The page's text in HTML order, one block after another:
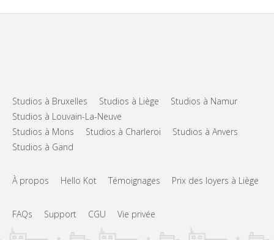
Studios à Bruxelles Studios à Liège
Studios à Namur
Studios à Louvain-La-Neuve
Studios à Mons
Studios à Charleroi
Studios à Anvers
Studios à Gand
À propos Hello Kot Témoignages Prix des loyers à Liège
FAQs Support CGU Vie privée